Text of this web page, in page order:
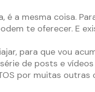
é a mesma coisa.
te oferecer. E
para que vou
de posts e vídeos
por muitas outras